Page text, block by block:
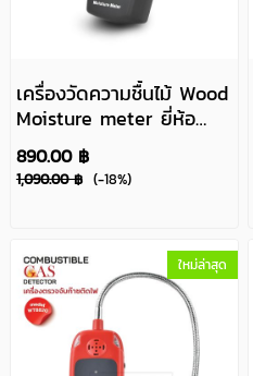
เครื่องวัดความชื้นไม้ Wood
Moisture meter ยี่ห้อ
Wintact รุ่น WT660
890.00 ฿
1,090.00 ฿ (-18%)
ใหม่ล่าสุด